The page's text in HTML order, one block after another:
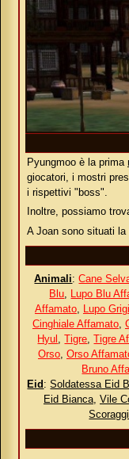
Pyungmoo è la prima
giocatori, i mostri
i rispettivi "boss".
Inoltre, possiamo
A Joan sono situati la
Animali:Cane
Blu
Lupo Blu
Affamato, Lupo
Cinghiale Affamato,
Hyul
,Tigre ,Tigre
Orso, Orso
Bruno
Eid :Soldatessa Eid
Eid Bianca, Vile